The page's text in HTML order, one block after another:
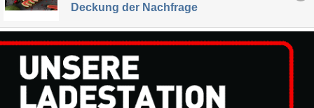
Deckung der Nachfrage